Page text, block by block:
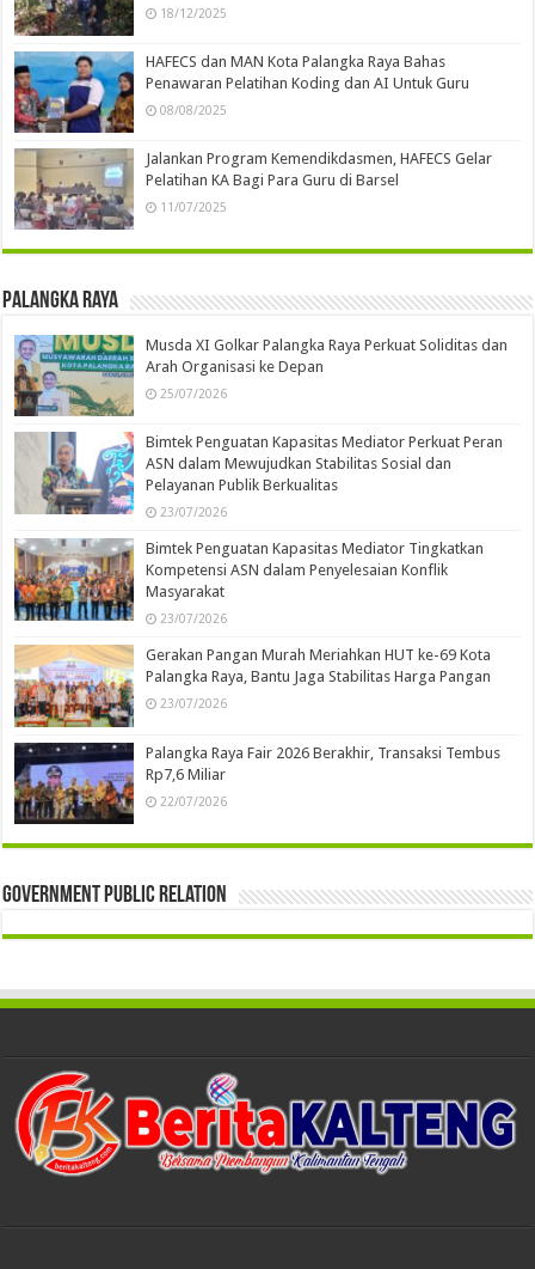
18/12/2025
HAFECS dan MAN Kota Palangka Raya Bahas
Penawaran Pelatihan Koding dan AI Untuk Guru
08/08/2025
Jalankan Program Kemendikdasmen, HAFECS Gelar
Pelatihan KA Bagi Para Guru di Barsel
11/07/2025
Palangka Raya
Musda XI Golkar Palangka Raya Perkuat Soliditas dan
Arah Organisasi ke Depan
25/07/2026
Bimtek Penguatan Kapasitas Mediator Perkuat Peran
ASN dalam Mewujudkan Stabilitas Sosial dan
Pelayanan Publik Berkualitas
23/07/2026
Bimtek Penguatan Kapasitas Mediator Tingkatkan
Kompetensi ASN dalam Penyelesaian Konflik
Masyarakat
23/07/2026
Gerakan Pangan Murah Meriahkan HUT ke-69 Kota
Palangka Raya, Bantu Jaga Stabilitas Harga Pangan
23/07/2026
Palangka Raya Fair 2026 Berakhir, Transaksi Tembus
Rp7,6 Miliar
22/07/2026
Government Public Relation